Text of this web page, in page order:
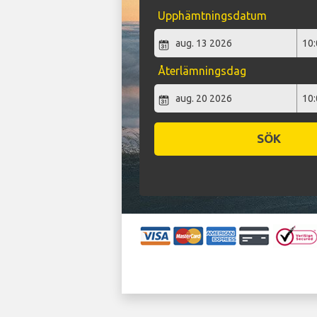
Upphämtningsdatum
Återlämningsdag
SÖK